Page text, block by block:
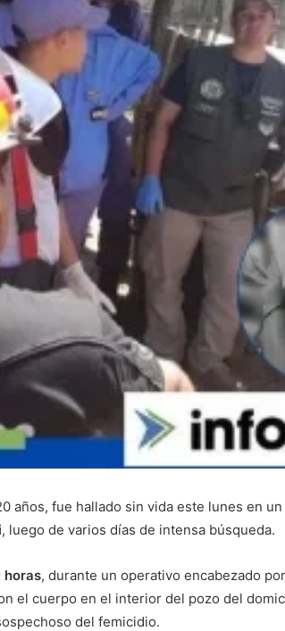
años, fue hallado sin vida este lunes en un
, luego de varios días de intensa búsqueda.
horas, durante un operativo encabezado
el cuerpo en el interior del pozo del
del femicidio.